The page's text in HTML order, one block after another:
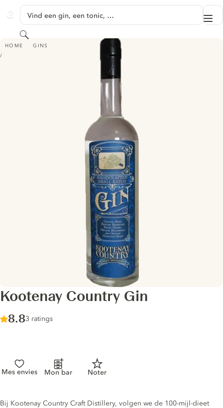
GINVENTORY
Vind een gin, een tonic, …
Zoeken
HOME GINS
KOOTENAY COUNTRY GIN
Kootenay Country Gin
Score :
8.8/ 10
3 ratings
Mes envies Mon bar Noter
Gin description
Bij Kootenay Country Craft Distillery, volgen we de 100-mijl-dieet